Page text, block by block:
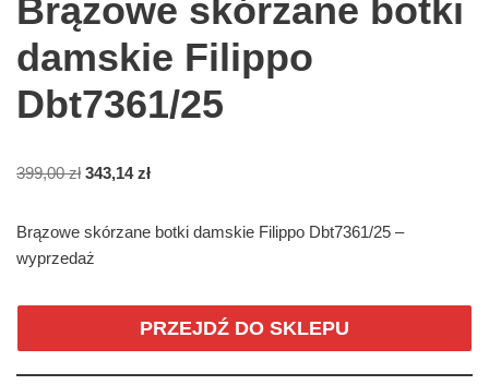
Brązowe skórzane botki
damskie Filippo
Dbt7361/25
399,00zł 343,14zł
Brązowe skórzane botki damskie Filippo Dbt7361/25 –
wyprzedaż
PRZEJDŹ DO SKLEPU